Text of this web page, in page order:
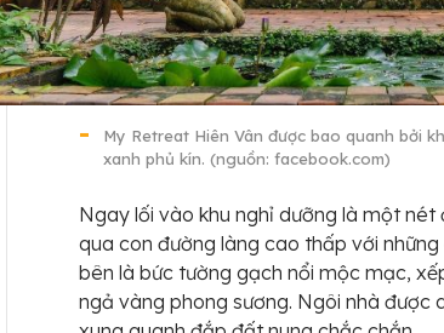
My Retreat Hiên Vân được bao quanh bởi
xanh phủ kín. (nguồn: facebook.com)
Ngay lối vào khu nghỉ dưỡng là một
qua con đường làng cao thấp với
bên là bức tường gạch nổi mộc mạc,
ngả vàng phong sương. Ngôi nhà được